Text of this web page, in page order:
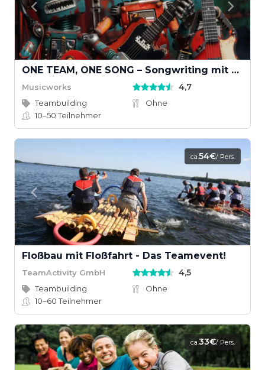
ONE TEAM, ONE SONG – Songwriting mit KI und echten Instrumenten
Musicworks 4,7
Teambuilding
Ohne
10–50Teilnehmer
ca.54€/ Pers.
Floßbau mit Floßfahrt - Das Teamevent!
TeamActivity GmbH 4,5
Teambuilding
Ohne
10–60Teilnehmer
ca.33€/ Pers.